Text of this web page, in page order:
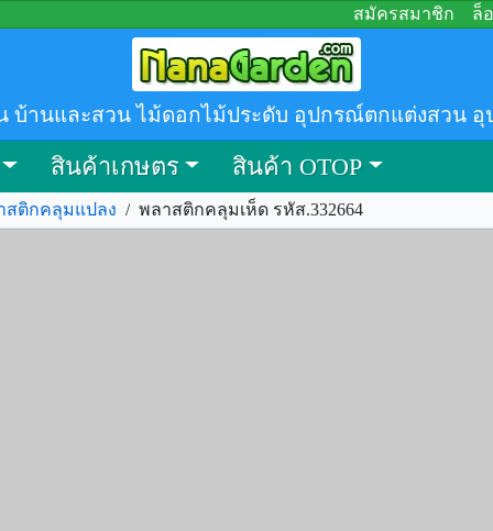
สมัครสมาชิก ล็
บ้านและสวน ไม้ดอกไม้ประดับ อุปกรณ์ตกแต่งสวน อุ
สินค้าเกษตร สินค้า OTOP
สติกคลุมแปลง / พลาสติกคลุมเห็ด รหัส.332664